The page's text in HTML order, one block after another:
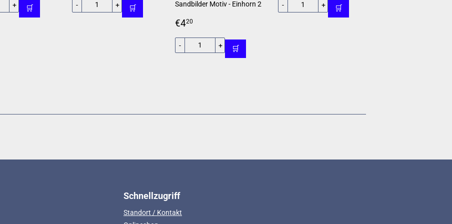
+ 🛒 +
- 🛒 Sandbilder Motiv - Einhorn 2
Normaler
€420
+
- 🛒
+
- 🛒
Schnellzugriff
Standort / Kontakt